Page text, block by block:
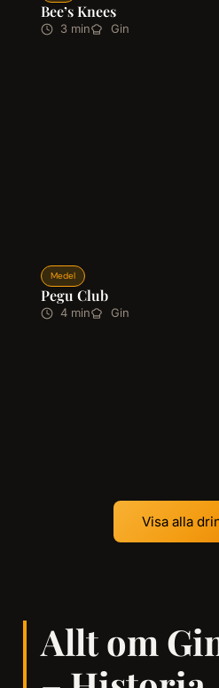
Bee’s Knees
3 min Gin
Medel
Pegu Club
4 min Gin
Visa alla
Allt om